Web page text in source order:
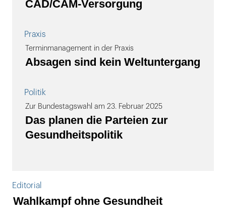
CAD/CAM-Versorgung
Praxis
Terminmanagement in der Praxis
Absagen sind kein Weltuntergang
Politik
Zur Bundestagswahl am 23. Februar 2025
Das planen die Parteien zur
Gesundheitspolitik
Editorial
Wahlkampf ohne Gesundheit